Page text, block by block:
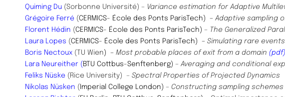
Quiming Du (Sorbonne Université) – Variance estimation for Adaptive
Grégoire Ferré (CERMICS- École des Ponts ParisTech) – Adaptive sampling
Florent Hédin (CERMICS- École des Ponts ParisTech) – The Generalized
Laura Lopes (CERMICS- École des Ponts ParisTech) – Simulating rare
Boris Nectoux (TU Wien ) – Most probable places of exit from a domain (pdf)
Lara Neureither ( BTU Cottbus-Senftenberg) – Averaging and conditional
Feliks Nüske (Rice University) – Spectral Properties of Projected Dynamics
Nikolas Nüsken ( Imperial College London) – Constructing sampling